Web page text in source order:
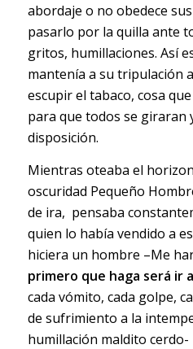
abordaje o no obedece
pasarlo por la quilla ante
gritos, humillaciones. Así
mantenía a su tripulación
escupir el tabaco, cosa
para que todos se giraran
disposición.
Mientras oteaba el
oscuridad Pequeño
de ira, pensaba
quien lo había vendido a
hiciera un hombre –Me
primero que haga será ir
cada vómito, cada golpe,
de sufrimiento a la
humillación maldito